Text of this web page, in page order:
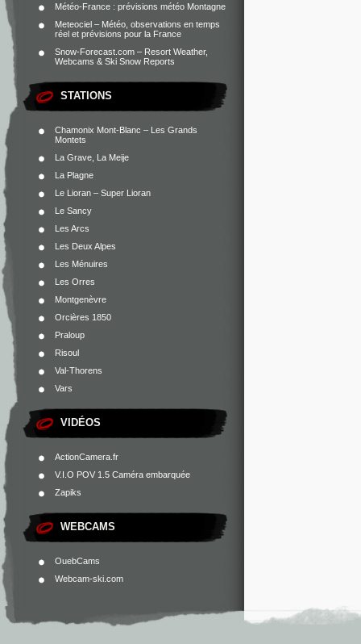
Météo-France : prévisions météo Montagne
Meteociel – Météo, observations en temps
réel et prévisions pour la France
Snow-Forecast.com – Resort Weather,
Webcams & Ski Snow Reports
STATIONS
Chamonix Mont-Blanc – Les Grands
Montets
La Grave, La Meije
La Plagne
Le Lioran – Super Lioran
Le Sancy
Les Arcs
Les Deux Alpes
Les Ménuires
Les Orres
Montgenèvre
Orcières 1850
Praloup
Risoul
Val-Thorens
Vars
VIDÉOS
ActionCamera.fr
V.I.O POV 1.5 Caméra embarquée
Zapiks
WEBCAMS
OuebCams
Webcam-ski.com